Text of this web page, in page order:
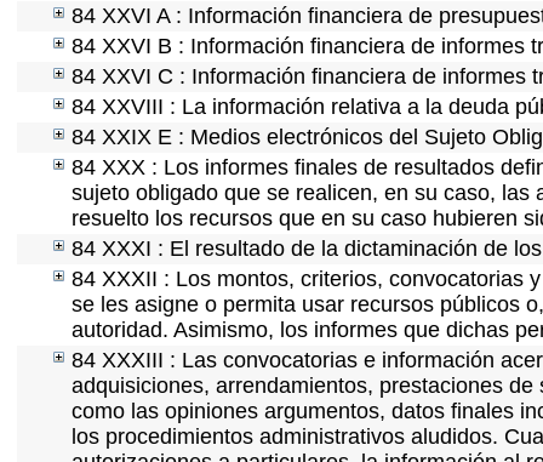
84 XXVI A : Información financiera de
84 XXVI B : Información financiera de informes
84 XXVI C : Información financiera de informes
84 XXVIII : La información relativa a la deuda
84 XXIX E : Medios electrónicos del Sujeto
84 XXX : Los informes finales de resultados
sujeto obligado que se realicen, en su caso,
resuelto los recursos que en su caso hubieren
84 XXXI : El resultado de la dictaminación de
84 XXXII : Los montos, criterios, convocatorias
se les asigne o permita usar recursos públicos
autoridad. Asimismo, los informes que dichas
84 XXXIII : Las convocatorias e información
adquisiciones, arrendamientos, prestaciones
como las opiniones argumentos, datos finales
los procedimientos administrativos aludidos.